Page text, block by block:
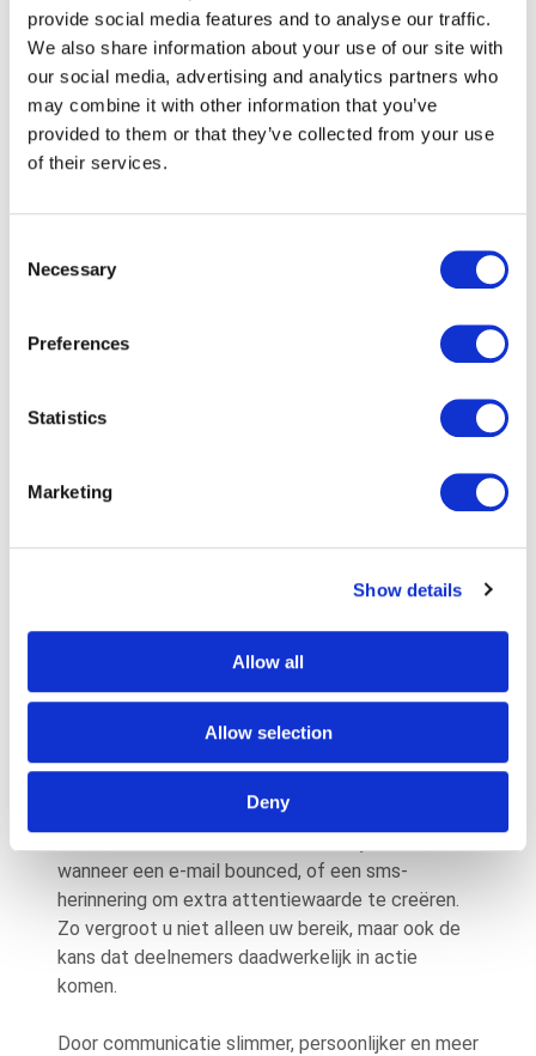
provide social media features and to analyse our traffic.
We also share information about your use of our site with
our social media, advertising and analytics partners who
may combine it with other information that you’ve
provided to them or that they’ve collected from your use
of their services.
Selection
Necessary
Preferences
Statistics
Marketing
Show details
Allow all
Allow selection
Deny
Heading
Uw omnichannel
pensioencommunicatie
en -engagement van deelnemers
pensioenstelsel begint met één belangrijke
voorwaarde: zeker weten dat uw communicatie
daadwerkelijk aankomt. Met slimme
geopend of afgeleverd automatisch opgevolgd
wanneer een e-mail bounced, of een sms-
herinnering om extra attentiewaarde te creëren.
Zo vergroot u niet alleen uw bereik, maar ook de
kans dat deelnemers daadwerkelijk in actie
komen.
Door communicatie slimmer, persoonlijker en meer